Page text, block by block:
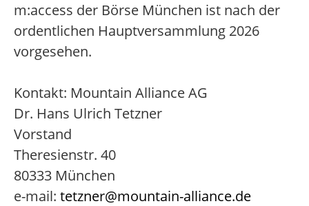
m:access der Börse München ist nach der
ordentlichen Hauptversammlung 2026
vorgesehen.
Kontakt: Mountain Alliance AG
Dr. Hans Ulrich Tetzner
Vorstand
Theresienstr. 40
80333 München
e-mail: tetzner@mountain-alliance.de